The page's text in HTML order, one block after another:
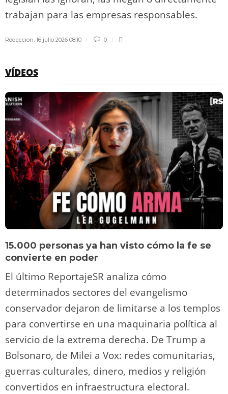
trabajan para las empresas responsables.
Redaccion 16 julio 2026 08:10 0
VÍDEOS
15.000 personas ya han visto cómo la fe se
convierte en poder
El último ReportajeSR analiza cómo
determinados sectores del evangelismo
conservador dejaron de limitarse a los templos
para convertirse en una maquinaria política al
servicio de la extrema derecha. De Trump a
Bolsonaro, de Milei a Vox: redes comunitarias,
guerras culturales, dinero, medios y religión
convertidos en infraestructura electoral.